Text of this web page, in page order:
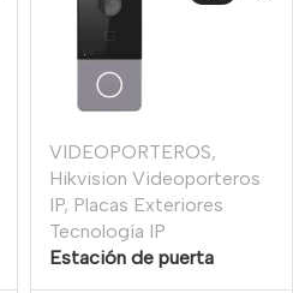
VIDEOPORTEROS,
Hikvision Videoporteros
IP, Placas Exteriores
Tecnología IP
Estación de puerta